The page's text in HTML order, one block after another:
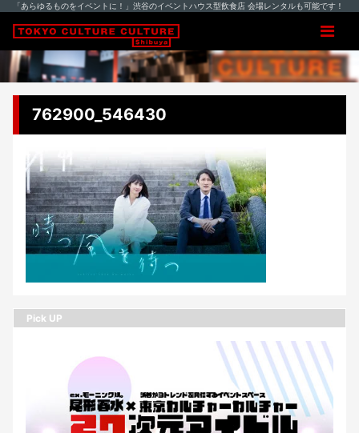
「あらゆるものをイベントに！」渋谷のイベントハウス型飲食店 会場レンタルも可能です！
762900_546430
Pick UP